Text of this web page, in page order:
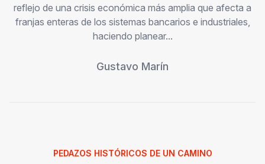
reflejo de una crisis económica más amplia que afecta a
franjas enteras de los sistemas bancarios e industriales,
haciendo planear...
Gustavo Marín
PEDAZOS HISTÓRICOS DE UN CAMINO